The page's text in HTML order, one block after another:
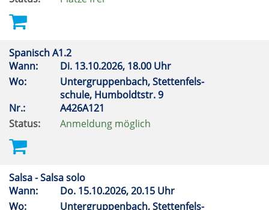
Spanisch A1.2
Wann:
Di. 13.10.2026, 18.00 Uhr
Wo:
Untergruppenbach, Stettenfels-
schule, Humboldtstr. 9
Nr.:
A426A121
Status:
Anmeldung möglich
Salsa - Salsa solo
Wann:
Do. 15.10.2026, 20.15 Uhr
Wo:
Untergruppenbach, Stettenfels-